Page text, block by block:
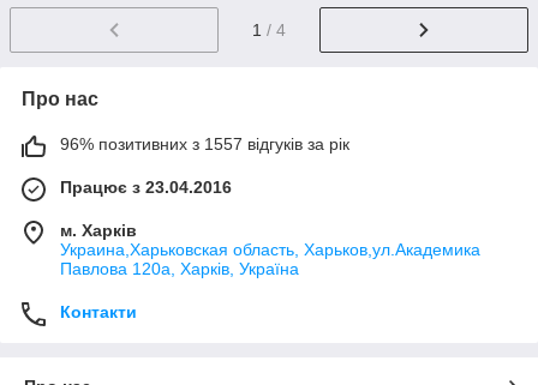
1 / 4
Про нас
96% позитивних з 1557 відгуків за рік
Працює з 23.04.2016
м. Харків
Украина,Харьковская область, Харьков,ул.Академика
Павлова 120а, Харків, Україна
Контакти